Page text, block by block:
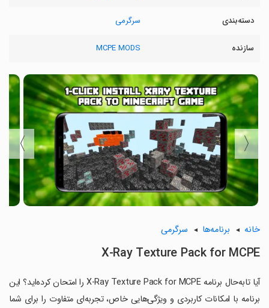
دسته‌بندی سرگرمی
سازنده MCPE MODS
〈
〉
خانه برنامه‌ها سرگرمی
X-Ray Texture Pack for MCPE
آیا تابه‌حال برنامه X-Ray Texture Pack for MCPE را امتحان کرده‌اید؟ این
برنامه با امکانات کاربردی و ویژگی‌هایی خاص، تجربه‌ای متفاوت را برای شما